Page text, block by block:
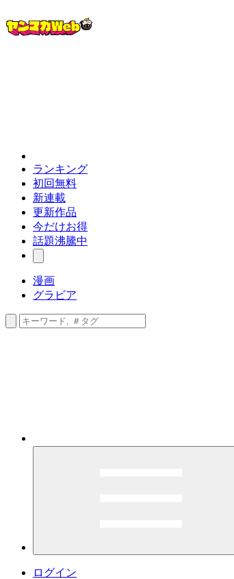
ランキング
初回無料
新連載
更新作品
今だけお得
話題沸騰中
漫画
グラビア
ログイン